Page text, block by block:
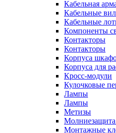
Кабельная
Кабельные
Кабельные
Компоненты
Контакторы
Контакторы
Корпуса
Корпуса для
Кросс-модули
Кулочковые
Лампы
Лампы
Метизы
Молниезащита
Монтажные